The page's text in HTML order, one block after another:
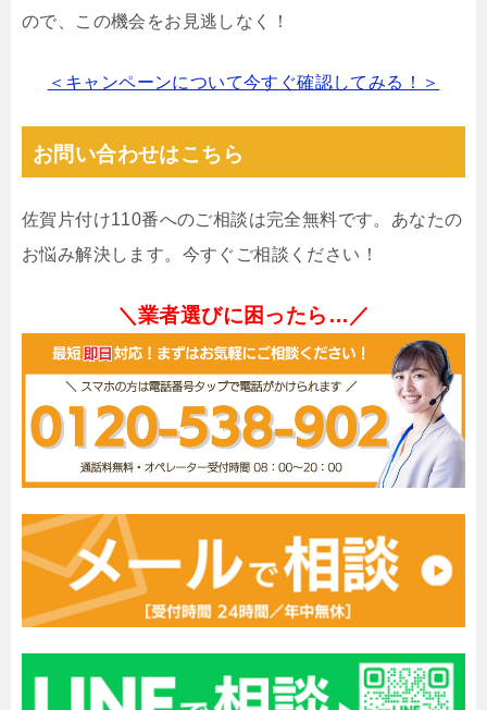
ので、この機会をお見逃しなく！
＜キャンペーンについて今すぐ確認してみる！＞
お問い合わせはこちら
佐賀片付け110番へのご相談は完全無料です。あなたの
お悩み解決します。今すぐご相談ください！
＼業者選びに困ったら…／